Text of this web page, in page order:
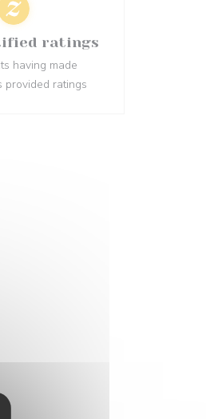
ratings
having made
provided ratings